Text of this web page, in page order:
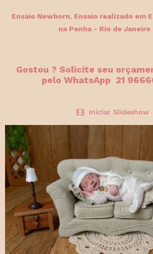
Ensaio Newborn, Ensaio realizado em
na Penha - Rio de Janeiro
Gostou ? Solicite seu
pelo WhatsApp 21
Iniciar Slideshow